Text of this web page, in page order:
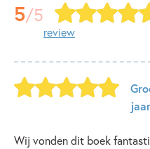
5/5
review
Wij vonden dit boek